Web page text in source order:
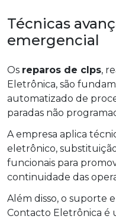
Técnicas
emergencial
Os reparos de clps,
Eletrônica, são
automatizado de
paradas não
A empresa aplica
eletrônico,
funcionais para
continuidade das
Além disso, o suporte
Contacto Eletrônica é